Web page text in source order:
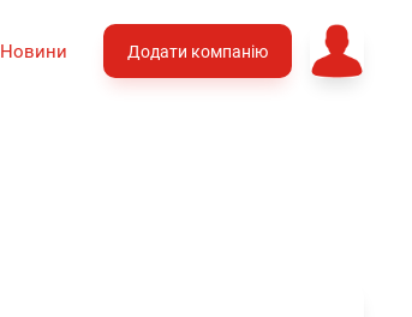
Новини Додати компанію